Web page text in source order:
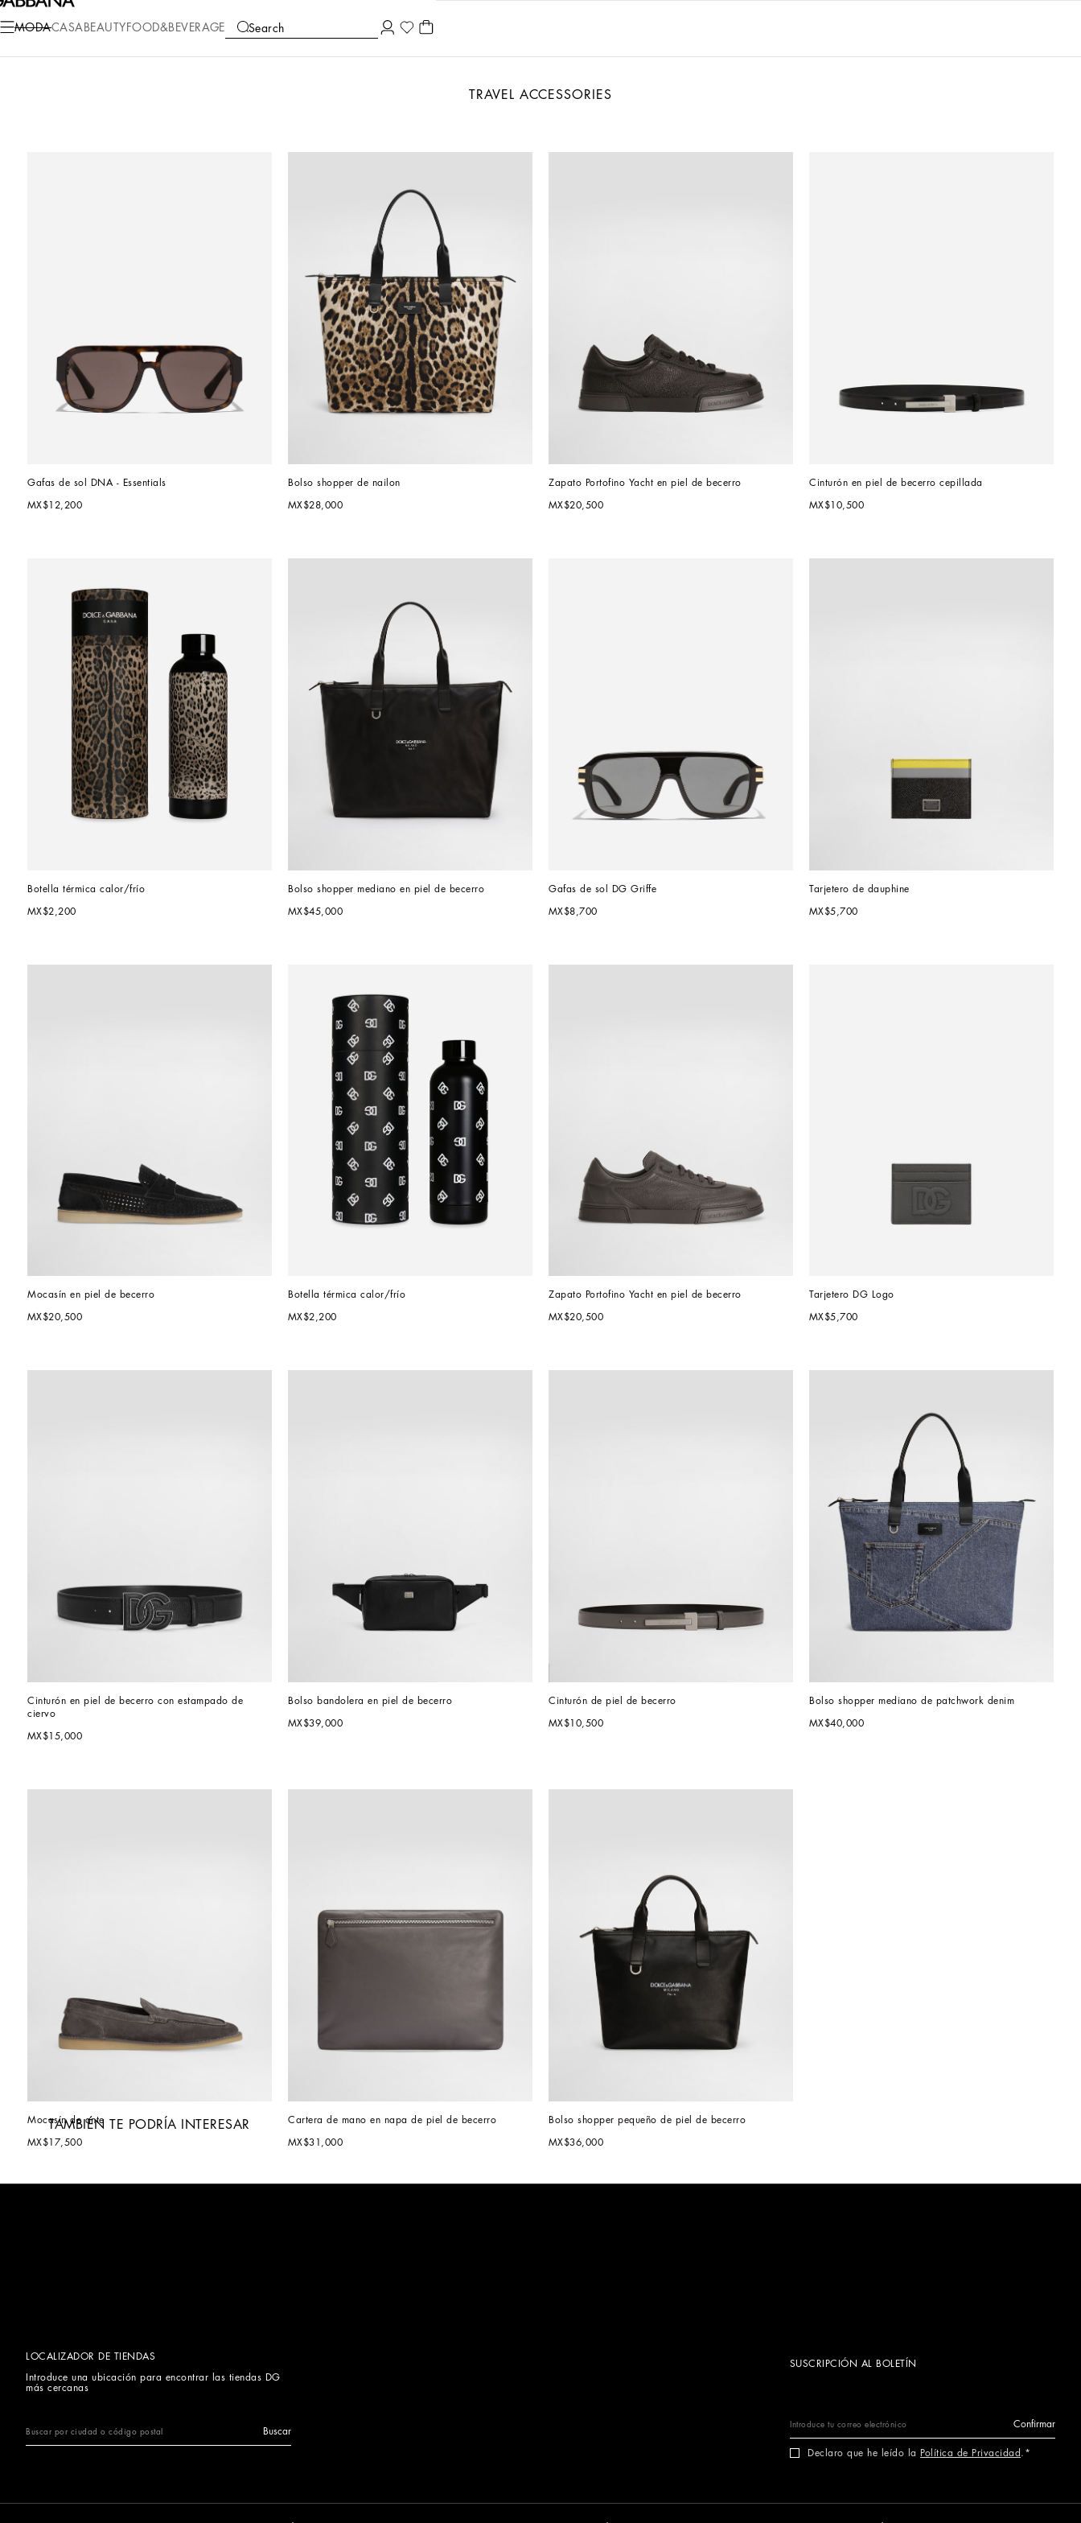
MODACASA BEAUTY FOOD&BEVERAGE Search
COLLECTIONS
TRAVEL ACCESSORIES
Gafas de sol DNA - Essentials
MX$12,200
Bolso shopper de nailon
MX$28,000
Zapato Portofino Yacht en piel de becerro
MX$20,500
Cinturón en piel de becerro cepillada
MX$10,500
Botella térmica calor/frío
MX$2,200
Bolso shopper mediano en piel de becerro
MX$45,000
Gafas de sol DG Griffe
MX$8,700
Tarjetero de dauphine
MX$5,700
Mocasín en piel de becerro
MX$20,500
Botella térmica calor/frío
MX$2,200
Zapato Portofino Yacht en piel de becerro
MX$20,500
Tarjetero DG Logo
MX$5,700
Cinturón en piel de becerro con estampado de
ciervo
MX$15,000
Bolso bandolera en piel de becerro
MX$39,000
Cinturón de piel de becerro
MX$10,500
Bolso shopper mediano de patchwork denim
MX$40,000
Mocasín de ante
MX$17,500
Cartera de mano en napa de piel de becerro
MX$31,000
Bolso shopper pequeño de piel de becerro
MX$36,000
TAMBIÉN TE PODRÍA INTERESAR
LOCALIZADOR DE TIENDAS
Introduce una ubicación para encontrar las tiendas DG
más cercanas
Buscar
SUSCRIPCIÓN AL BOLETÍN
Confirmar
Declaro que he leído la Política de Privacidad .